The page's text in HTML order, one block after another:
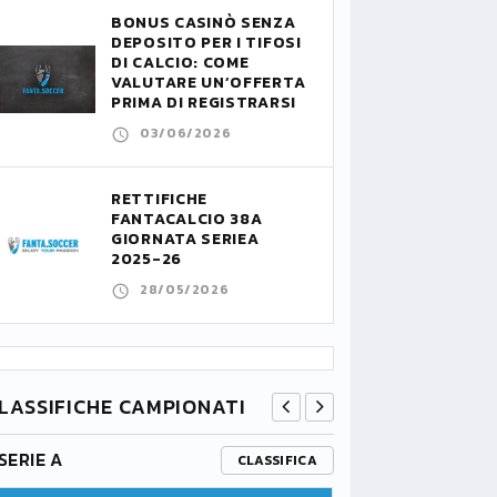
BONUS CASINÒ SENZA
DEPOSITO PER I TIFOSI
DI CALCIO: COME
VALUTARE UN’OFFERTA
PRIMA DI REGISTRARSI
03/06/2026
RETTIFICHE
FANTACALCIO 38A
GIORNATA SERIEA
2025-26
28/05/2026
CAMPIONATI
A CLASSIFICA